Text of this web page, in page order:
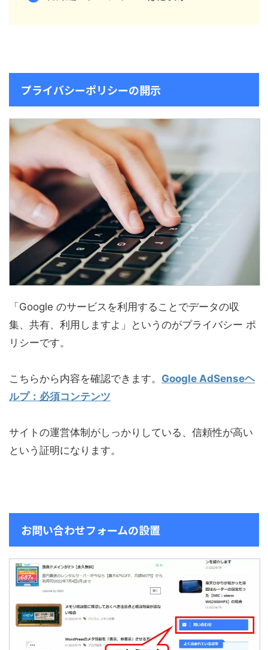
プライバシーポリシーの開示
「Google のサービスを利用することでデータの収
集、共有、利用しますよ」というのがプライバシー ポ
リシーです。
こちらから内容を確認できます。 Google AdSenseヘ
ルプ： 必須コンテンツ
サイトの運営体制がしっかりしている、信頼性が高い
という証明になります。
お問い合わせフォームの設置